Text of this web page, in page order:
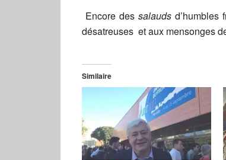
Encore des salaudsd’humbles
désatreuses et aux mensonges
Similaire